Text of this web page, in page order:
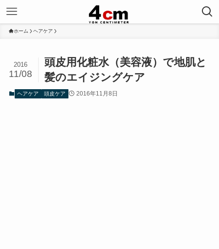
ホーム ヘアケア
頭皮用化粧水（美容液）で地肌と
髪のエイジングケア
2016
11/08
ヘアケア 頭皮ケア 2016年11月8日